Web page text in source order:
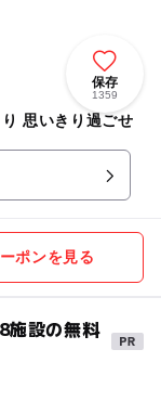
保存
1359
思いきり過ごせ
ポンを見る
施設の無料